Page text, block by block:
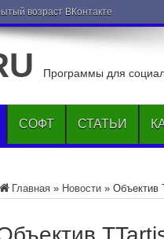
возраст ВКонтакте
Программы для
СОФТ СТАТЬИ
Главная » Новости » Объектив